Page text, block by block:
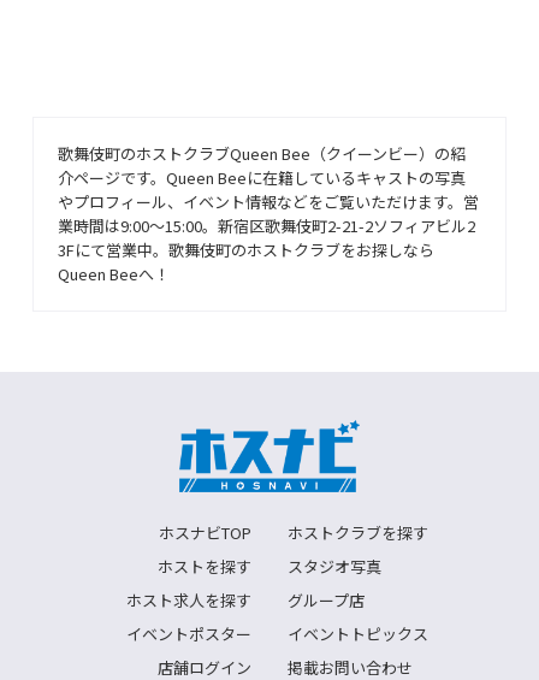
歌舞伎町のホストクラブQueen Bee（クイーンビー）の紹
介ページです。Queen Beeに在籍しているキャストの写真
やプロフィール、イベント情報などをご覧いただけます。営
業時間は9:00〜15:00。新宿区歌舞伎町2-21-2ソフィアビル2
3Fにて営業中。歌舞伎町のホストクラブをお探しなら
Queen Beeへ！
ホスナビTOP
ホストクラブを探す
ホストを探す
スタジオ写真
ホスト求人を探す
グループ店
イベントポスター
イベントトピックス
店舗ログイン
掲載お問い合わせ